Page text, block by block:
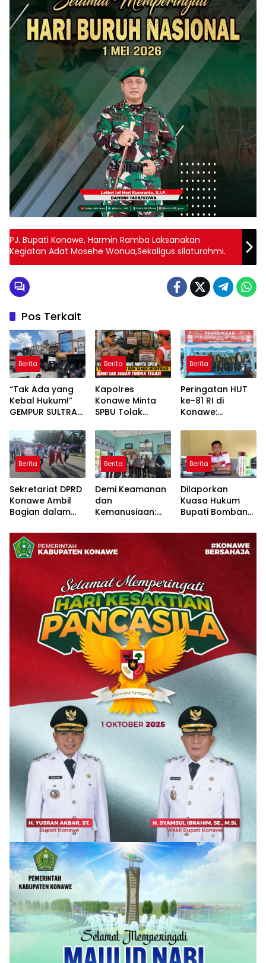
PJ. Bupati Konawe, Harmin Ramba Laksanakan
Kegiatan Adat Mosehe Wonua,Sekaligus silaturahmi.
Pos Terkait
Berita
“Tak Ada yang
Kebal Hukum!”
GEMPUR SULTRA
Fajar S Tanawali
dan PT
Tadisangka, Siap
Kuasai Lahan
Puuwatu
Berita
Kapolres
Konawe Minta
SPBU Tolak
Tangki
Modifikasi: Kami
Tak Segan
Tindak Tegas!
Berita
Peringatan HUT
ke-81 RI di
Konawe:
Tampilkan
Sinergitas dan
Semarak
Kebangsaan
Berita
Sekretariat DPRD
Konawe Ambil
Bagian dalam
Sekwan
Tekankan Makna
Kemerdekaan
Berita
Demi Keamanan
dan
Kemanusiaan:
Konawe dan
Dinsos Bersatu
Tangani ODGJ
Berita
Dilaporkan
Kuasa Hukum
Bupati Bombana:
Suara “Kami
Tidak Pernah
Menutup Ruang